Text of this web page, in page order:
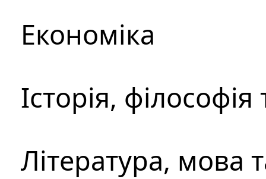
Економіка
Історія,
Література, мова